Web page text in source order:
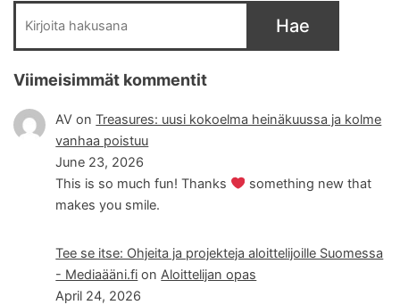
Hae
Viimeisimmät kommentit
AV onTreasures: uusi kokoelma heinäkuussa ja kolme
vanhaa poistuu
June 23, 2026
This is so much fun! Thanks
something new that
makes you smile.
Tee se itse: Ohjeita ja projekteja aloittelijoille Suomessa
- Mediaääni.fi onAloittelijan opas
April 24, 2026